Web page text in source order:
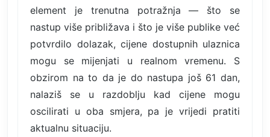
element je trenutna potražnja — što se
nastup više približava i što je više publike već
potvrdilo dolazak, cijene dostupnih ulaznica
mogu se mijenjati u realnom vremenu. S
obzirom na to da je do nastupa još 61 dan,
nalaziš se u razdoblju kad cijene mogu
oscilirati u oba smjera, pa je vrijedi pratiti
aktualnu situaciju.